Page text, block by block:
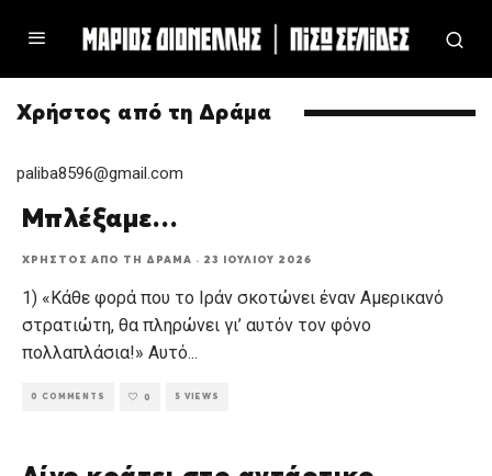
Χρήστος από τη Δράμα
paliba8596@gmail.com
Μπλέξαμε…
ΧΡΉΣΤΟΣ ΑΠΌ ΤΗ ΔΡΆΜΑ · 23 ΙΟΥΛΊΟΥ 2026
1) «Κάθε φορά που το Ιράν σκοτώνει έναν Αμερικανό
στρατιώτη, θα πληρώνει γι’ αυτόν τον φόνο
πολλαπλάσια!» Αυτό...
0 COMMENTS 0 5 VIEWS